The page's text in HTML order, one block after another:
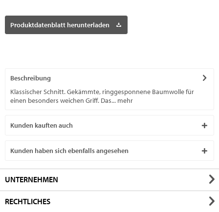
Produktdatenblatt herunterladen
Beschreibung
Klassischer Schnitt. Gekämmte, ringgesponnene Baumwolle für
einen besonders weichen Griff. Das... mehr
Kunden kauften auch
Kunden haben sich ebenfalls angesehen
UNTERNEHMEN
RECHTLICHES